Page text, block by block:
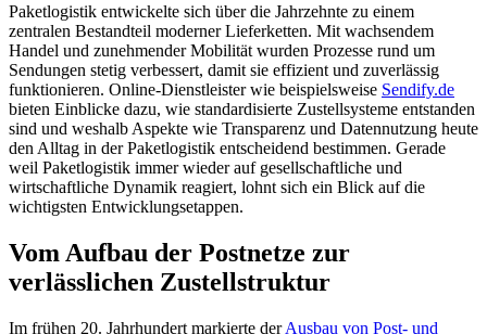
Paketlogistik entwickelte sich über die Jahrzehnte zu einem
zentralen Bestandteil moderner Lieferketten. Mit wachsendem
Handel und zunehmender Mobilität wurden Prozesse rund um
Sendungen stetig verbessert, damit sie effizient und zuverlässig
funktionieren. Online-Dienstleister wie beispielsweise Sendify.de
bieten Einblicke dazu, wie standardisierte Zustellsysteme entstanden
sind und weshalb Aspekte wie Transparenz und Datennutzung heute
den Alltag in der Paketlogistik entscheidend bestimmen. Gerade
weil Paketlogistik immer wieder auf gesellschaftliche und
wirtschaftliche Dynamik reagiert, lohnt sich ein Blick auf die
wichtigsten Entwicklungsetappen.
Vom Aufbau der Postnetze zur
verlässlichen Zustellstruktur
Im frühen 20. Jahrhundert markierte derAusbau von Post- und